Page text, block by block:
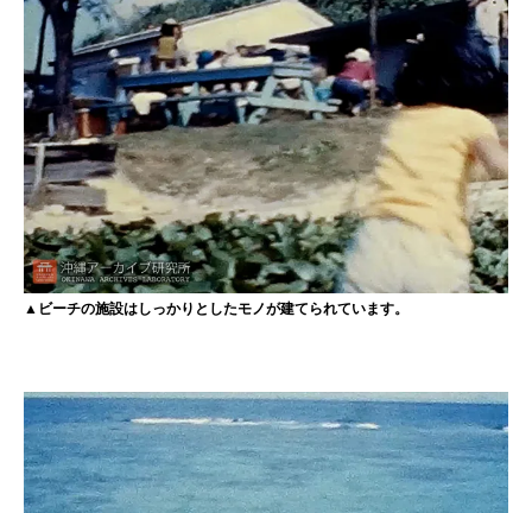
▲ビーチの施設はしっかりとしたモノが建てられています。